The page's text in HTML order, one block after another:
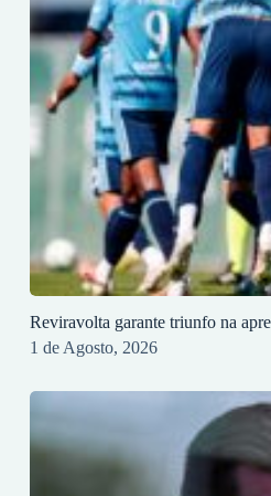
Reviravolta garante triunfo na
1 de Agosto, 2026